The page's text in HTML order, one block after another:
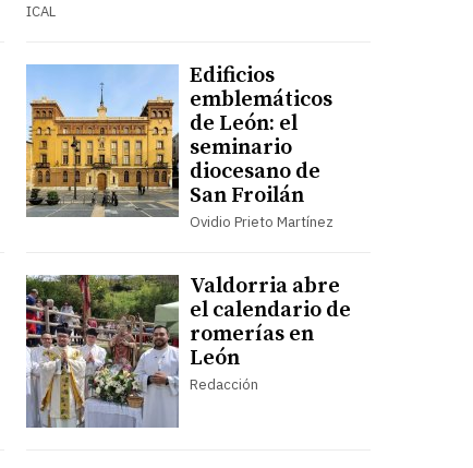
ICAL
Edificios
emblemáticos
de León: el
seminario
diocesano de
San Froilán
Ovidio Prieto Martínez
Valdorria abre
el calendario de
romerías en
León
Redacción